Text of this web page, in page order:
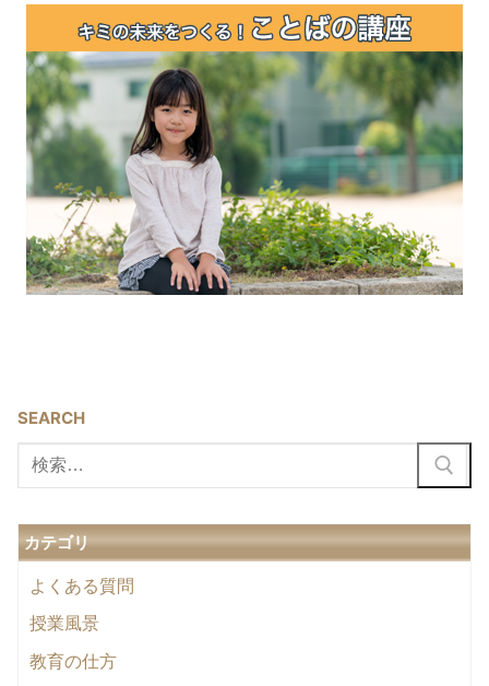
SEARCH
検
索:
カテゴリ
よくある質問
授業風景
教育の仕方